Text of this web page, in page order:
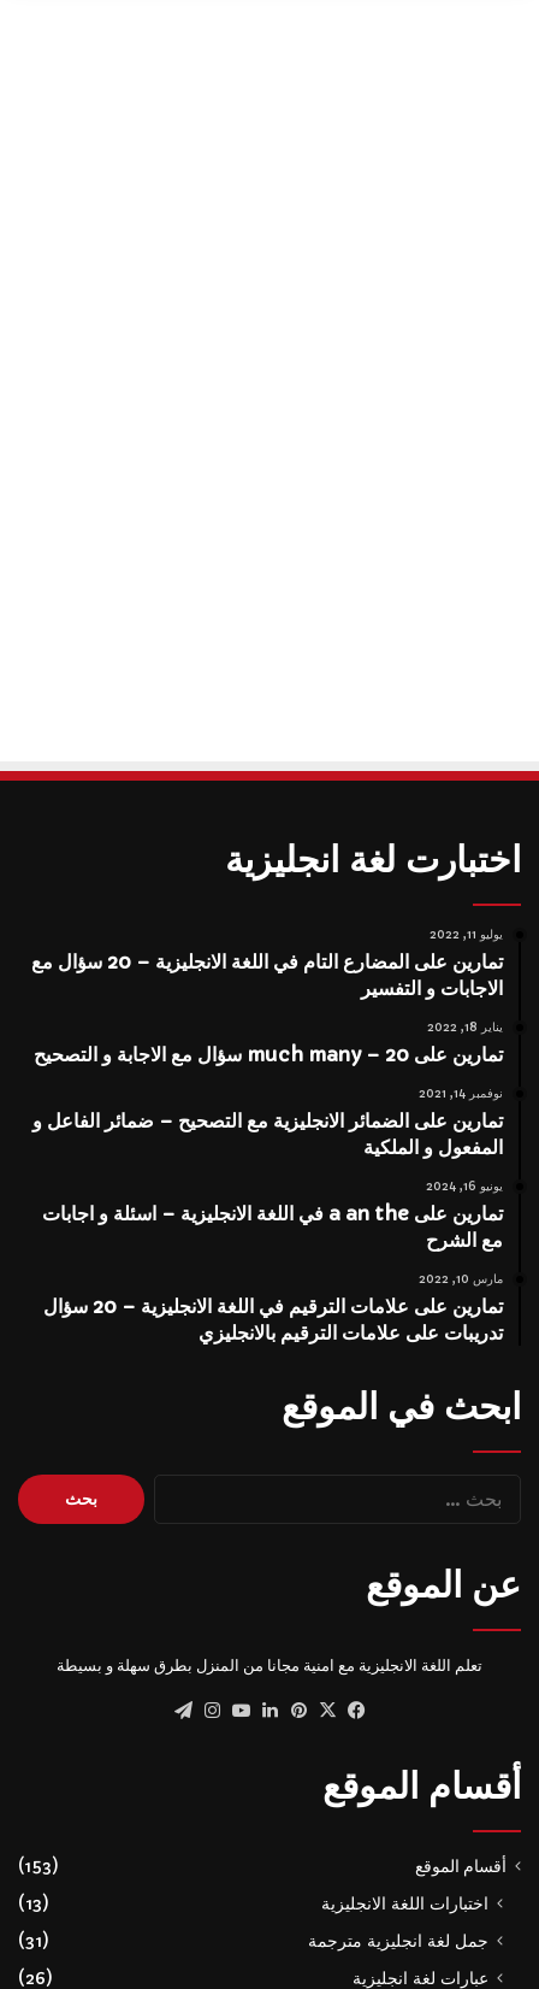
اختبارت لغة انجليزية
يوليو 11, 2022
تمارين على المضارع التام في اللغة الانجليزية – 20 سؤال مع
الاجابات و التفسير
يناير 18, 2022
تمارين على much many – 20 سؤال مع الاجابة و التصحيح
نوفمبر 14, 2021
تمارين على الضمائر الانجليزية مع التصحيح – ضمائر الفاعل و
المفعول و الملكية
يونيو 16, 2024
تمارين على a an the في اللغة الانجليزية – اسئلة و اجابات
مع الشرح
مارس 10, 2022
تمارين على علامات الترقيم في اللغة الانجليزية – 20 سؤال
تدريبات على علامات الترقيم بالانجليزي
ابحث في الموقع
البحث
عن:
عن الموقع
تعلم اللغة الانجليزية مع امنية مجانا من المنزل بطرق سهلة و بسيطة
فيسبوك
‫X بينتيريست
لينكدإن‫YouTube
انستقرام
أقسام الموقع
أقسام الموقع (153)
اختبارات اللغة الانجليزية
(13)
جمل لغة انجليزية مترجمة
(31)
عبارات لغة انجليزية
(26)